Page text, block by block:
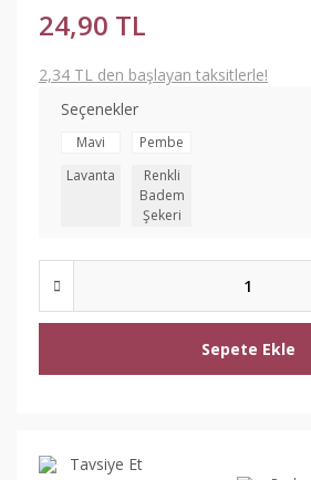
24,90 TL
2,34 TL den başlayan taksitlerle!
Seçenekler
Mavi
Pembe
Lavanta
Renkli
Badem
Şekeri
Sepete Ekle
Tavsiye Et